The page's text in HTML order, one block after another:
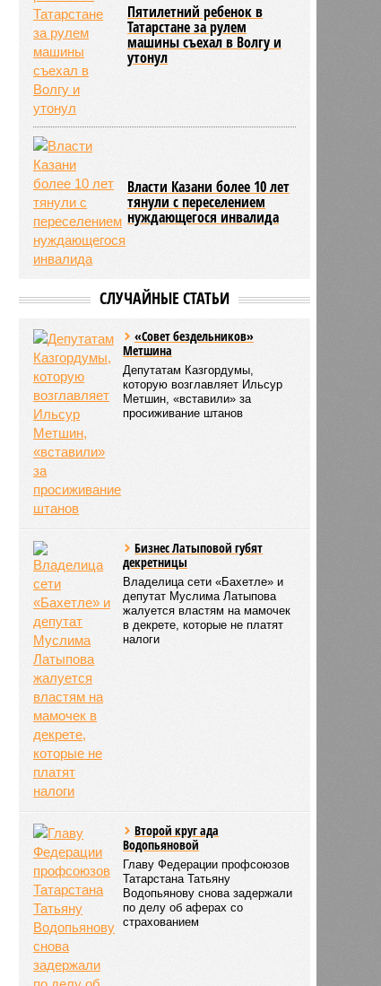
Пятилетний ребенок в
Татарстане за рулем
машины съехал в Волгу и
утонул
Власти Казани более 10 лет
тянули с переселением
нуждающегося инвалида
СЛУЧАЙНЫЕ СТАТЬИ
«Совет бездельников»
Метшина
Депутатам Казгордумы,
которую возглавляет Ильсур
Метшин, «вставили» за
просиживание штанов
Бизнес Латыповой губят
декретницы
Владелица сети «Бахетле» и
депутат Муслима Латыпова
жалуется властям на мамочек
в декрете, которые не платят
налоги
Второй круг ада
Водопьяновой
Главу Федерации профсоюзов
Татарстана Татьяну
Водопьянову снова задержали
по делу об аферах со
страхованием